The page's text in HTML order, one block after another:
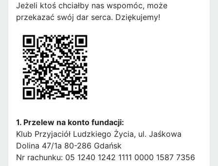
Jeżeli ktoś chciałby nas wspomóc, może
przekazać swój dar serca. Dziękujemy!
1. Przelew na konto fundacji:
Klub Przyjaciół Ludzkiego Życia, ul. Jaśkowa
Dolina 47/1a 80-286 Gdańsk
Nr rachunku: 05 1240 1242 1111 0000 1587 7356